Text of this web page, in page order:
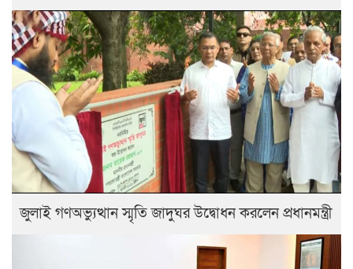
জুলাই গণঅভ্যুত্থান স্মৃতি জাদুঘর উদ্বোধন করলেন প্রধানমন্ত্রী